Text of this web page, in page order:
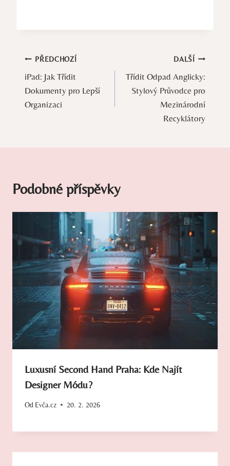
Navigace
pro
příspěvek
PŘEDCHOZÍ
iPad: Jak Třídit
Dokumenty pro Lepší
Organizaci
DALŠÍ
Třídit Odpad Anglicky:
Stylový Průvodce pro
Mezinárodní
Recyklátory
Podobné příspěvky
Luxusní Second Hand Praha: Kde Najít
Designer Módu?
Od Evča.cz 20. 2. 2026